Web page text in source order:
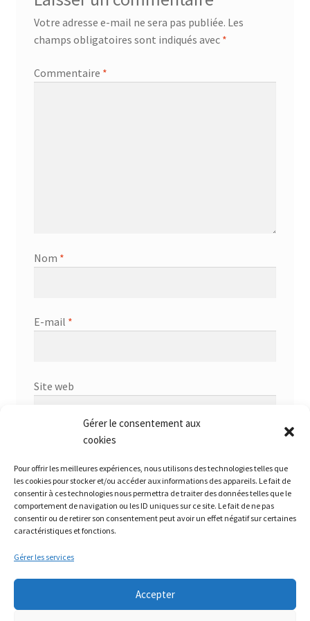
Gérer le consentement aux
cookies
Pour offrir les meilleures expériences, nous utilisons des technologies telles que
les cookies pour stocker et/ou accéder aux informations des appareils. Le fait de
consentir à ces technologies nous permettra de traiter des données telles que le
comportement de navigation ou les ID uniques sur ce site. Le fait de ne pas
consentir ou de retirer son consentement peut avoir un effet négatif sur certaines
caractéristiques et fonctions.
Gérer les services
Accepter
Votre adresse e-mail ne sera pas publiée. Les
champs obligatoires sont indiqués avec *
Commentaire *
Nom *
E-mail *
Site web
© La Boutique de LA MéCANIQUE - 3ème ESCADRE 2026
Mentions légales et politique de confidentialité
Built